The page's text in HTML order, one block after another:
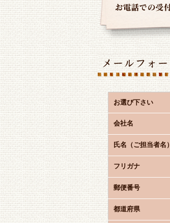
お選び下さい
会社名
氏名（ご担当者名）
フリガナ
郵便番号
都道府県